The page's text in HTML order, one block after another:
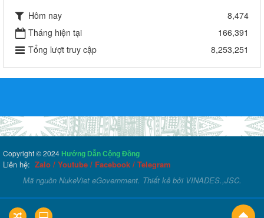
Hôm nay
8,474
Tháng hiện tại
166,391
Tổng lượt truy cập
8,253,251
Copyright © 2024 Hướng Dẫn Cộng Đồng
Liên hệ: Zalo / Youtube / Facebook / Telegram
Mã nguồn NukeViet eGovernment. Thiết kê bởi VINADES.,JSC.